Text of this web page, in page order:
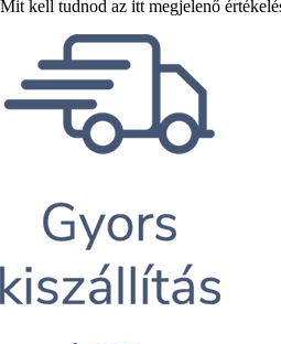
Mit kell tudnod az itt megjelenő